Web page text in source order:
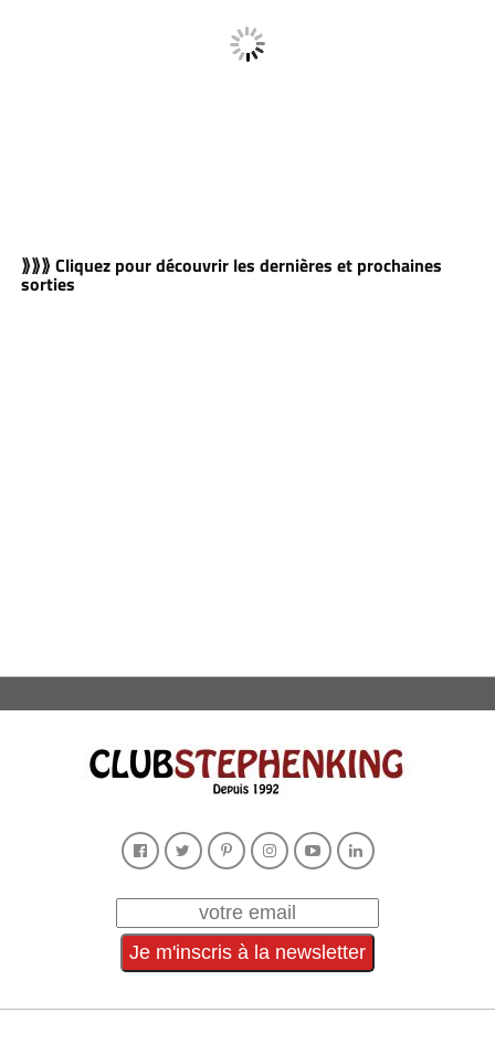
⟫⟫⟫ Cliquez pour découvrir les dernières et prochaines
sorties